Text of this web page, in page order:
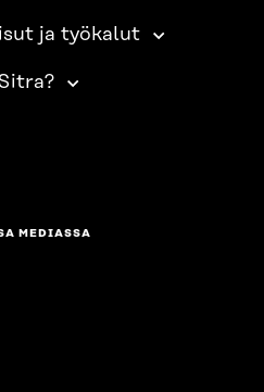
ja työkalut
MEDIASSA